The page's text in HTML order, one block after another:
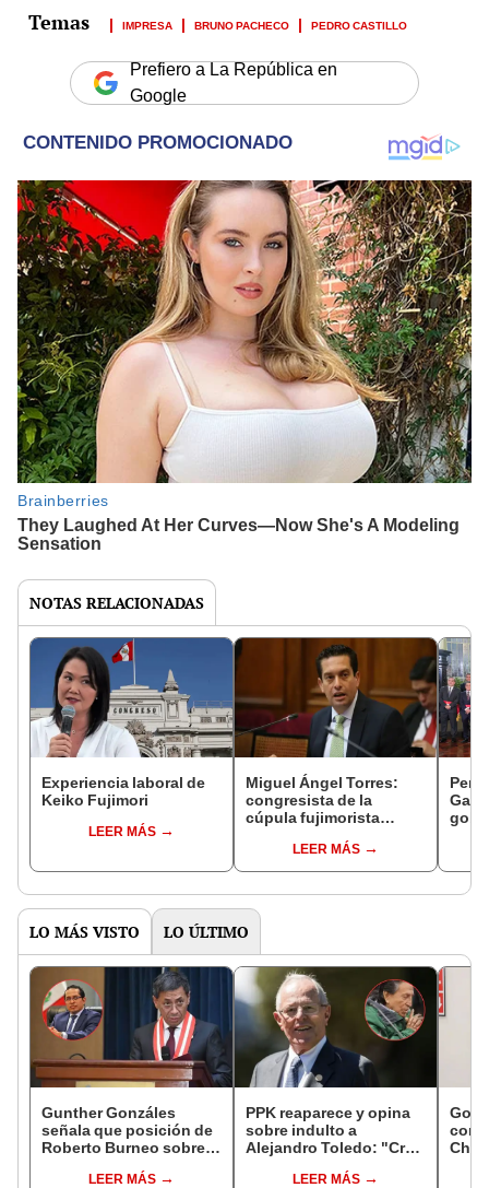
IMPRESA BRUNO PACHECO PEDRO CASTILLO
Prefiero a La República en
Google
NOTAS RELACIONADAS
Experiencia laboral de
Keiko Fujimori
LEER MÁS
Miguel Ángel Torres:
congresista de la
cúpula fujimorista
del SenadoLEER MÁS
LO MÁS VISTO LO ÚLTIMO
Gunther Gonzáles
señala que posición de
Roberto Burneo sobre
Aliaga no representan al
LEER MÁS
PPK reaparece y opina
sobre indulto a
Alejandro Toledo: "Creo
cárcel"LEER MÁS